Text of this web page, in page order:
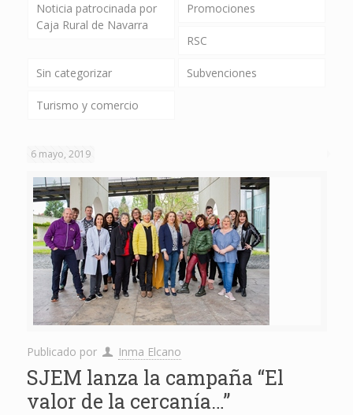
Noticia patrocinada por
Caja Rural de Navarra
Promociones
RSC
Sin categorizar Subvenciones
Turismo y comercio
6 mayo, 2019
Publicado por Inma Elcano
SJEM lanza la campaña “El
valor de la cercanía…”